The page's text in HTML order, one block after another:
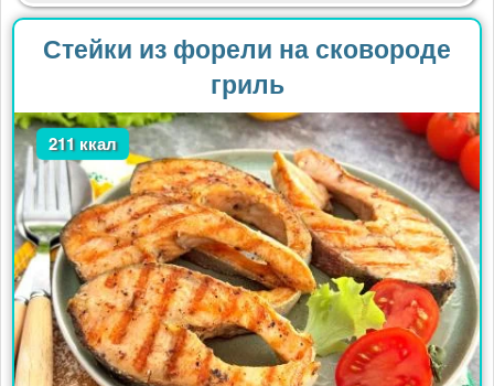
Стейки из форели на сковороде
гриль
211 ккал